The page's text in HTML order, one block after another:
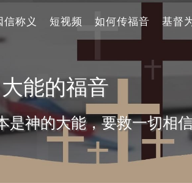
信称义 短视频 如何传福音 基督
大能的福音
是神的大能，要救一切相